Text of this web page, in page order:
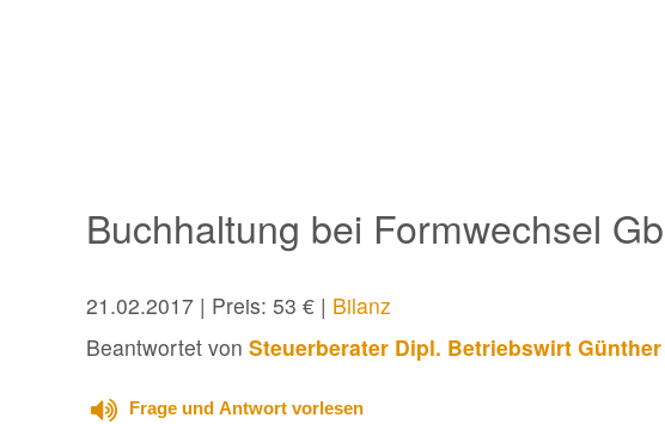
Buchhaltung bei Formwechsel
21.02.2017 | Preis: 53 € | Bilanz
Beantwortet von Steuerberater Dipl. Betriebswirt
Frage und Antwort vorlesen